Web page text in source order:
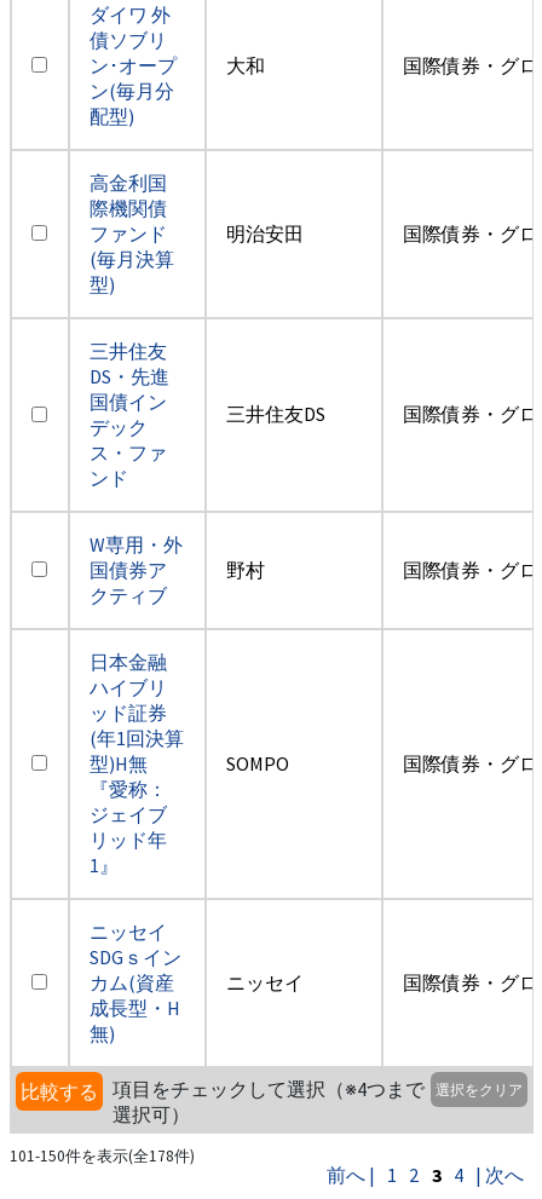
ダイワ 外
債ソブリ
ン･オープ
ン(毎月分
配型)
大和 国際債券・グ
高金利国
際機関債
ファンド
(毎月決算
型)
明治安田 国際債券・グ
三井住友
DS・先進
国債イン
デック
ス・ファ
ンド
三井住友DS 国際債券・グ
W専用・外
国債券ア
クティブ
野村 国際債券・グ
日本金融
ハイブリ
ッド証券
(年1回決算
型)H無
『愛称：
ジェイブ
リッド年
1』
SOMPO 国際債券・グ
ニッセイ
SDGｓイン
カム(資産
成長型・H
無)
ニッセイ 国際債券・グ
比較する
項目をチェックして選択（※4つまで
選択可）
選択をクリア
101-150件を表示(全178件)
前へ | 1 2 3 4 | 次へ